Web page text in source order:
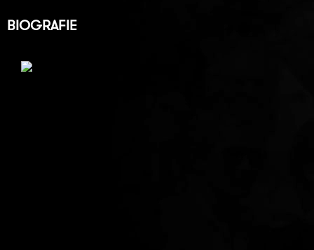
BIOGRAFIE